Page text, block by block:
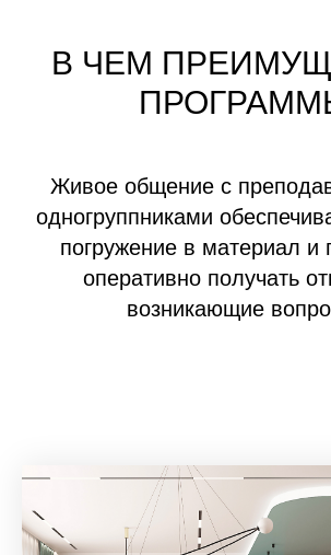
В ЧЕМ
Живое общение с
одногруппниками
погружение в материал и
оперативно получать
возникающие